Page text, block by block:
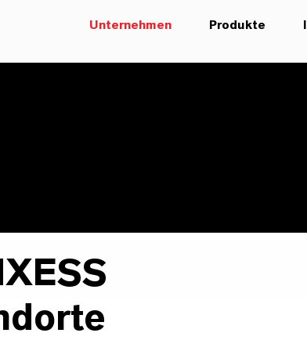
Unternehmen Produkte